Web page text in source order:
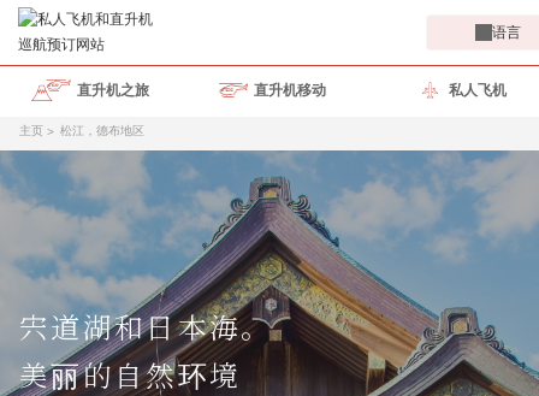
语言
直升机之旅 直升机移动 私人飞机
主页 松江，德布地区
宍道湖和日本海。
美丽的自然环境